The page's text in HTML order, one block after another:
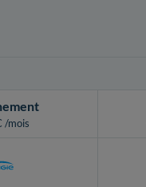
/mois